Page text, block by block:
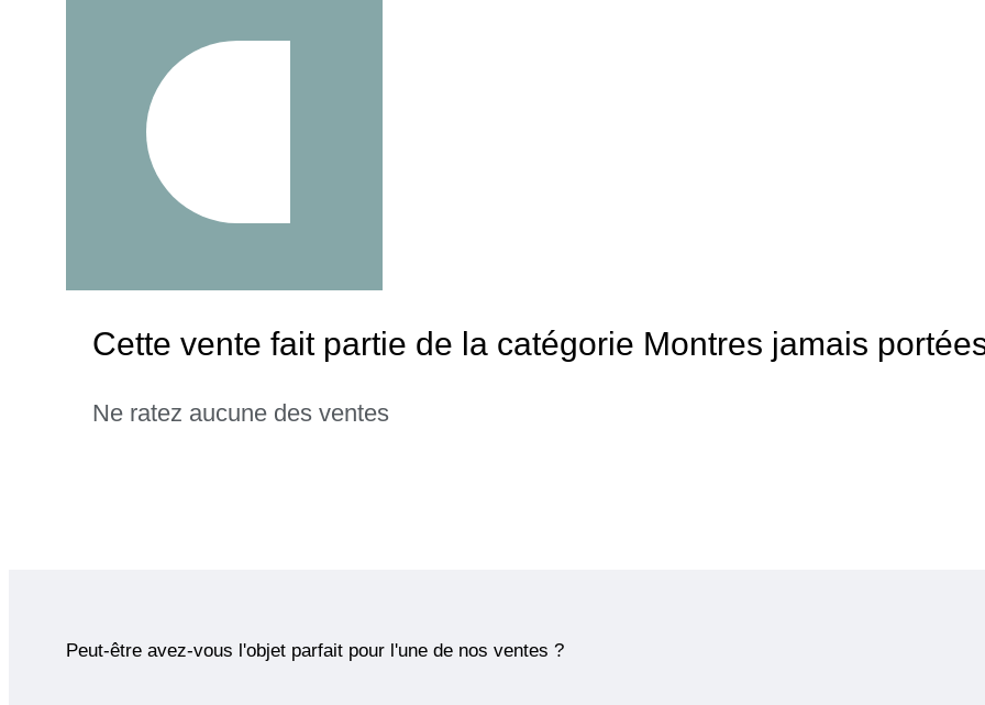
Cette vente fait partie de la catégorie Montres jamais
Ne ratez aucune des ventes
Peut-être avez-vous l'objet parfait pour l'une de nos ventes ?